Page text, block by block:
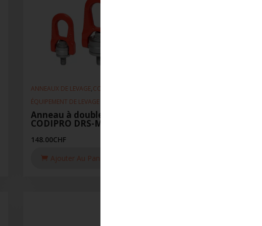
ANNEAUX DE LEVAGE,CODIPRO
ÉQUIPEMENT DE LEVAGE
Anneau à double articulation
CODIPRO DRS-M22-UP
148.00CHF
Ajouter Au Panier